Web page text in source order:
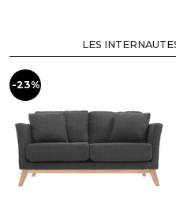
LES
-23%